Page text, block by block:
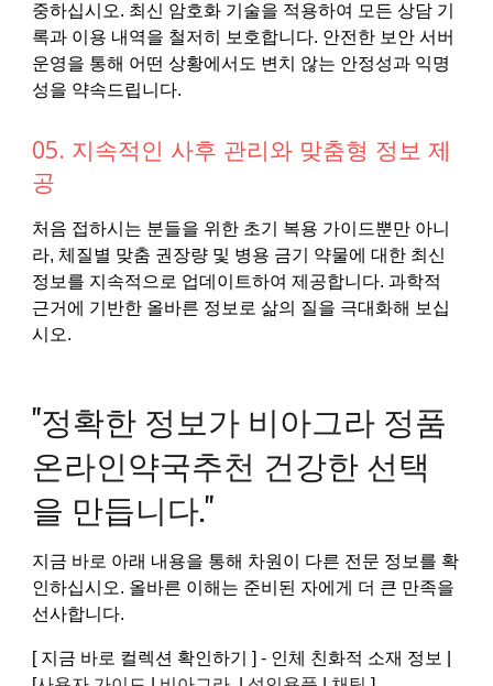
중하십시오. 최신 암호화 기술을 적용하여 모든 상담 기
록과 이용 내역을 철저히 보호합니다. 안전한 보안 서버
운영을 통해 어떤 상황에서도 변치 않는 안정성과 익명
성을 약속드립니다.
05. 지속적인 사후 관리와 맞춤형 정보 제
공
처음 접하시는 분들을 위한 초기 복용 가이드뿐만 아니
라, 체질별 맞춤 권장량 및 병용 금기 약물에 대한 최신
정보를 지속적으로 업데이트하여 제공합니다. 과학적
근거에 기반한 올바른 정보로 삶의 질을 극대화해 보십
시오.
"정확한 정보가 비아그라 정품
온라인약국추천 건강한 선택
을 만듭니다."
지금 바로 아래 내용을 통해 차원이 다른 전문 정보를 확
인하십시오. 올바른 이해는 준비된 자에게 더 큰 만족을
선사합니다.
[ 지금 바로 컬렉션 확인하기 ] - 인체 친화적 소재 정보 |